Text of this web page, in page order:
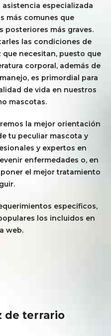
especializada
más comunes que
posteriores más graves.
las condiciones de
que necesitan, puesto que
corporal, además de
es primordial para
de vida en nuestros
mascotas.
la mejor orientación
tu peculiar mascota y
y expertos en
enfermedades o, en
el mejor tratamiento
específicos,
los incluidos en
web.
de terrario